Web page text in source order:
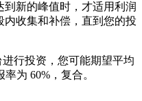
新的峰值时，才适用利润
收集和补偿，直到您的投
行投资，您可能期望平均
为 60%，复合。